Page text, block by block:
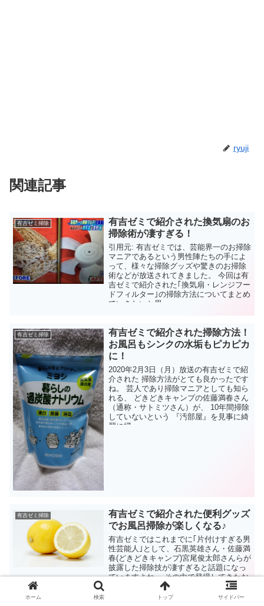
ryuji
関連記事
有吉ゼミ掃除
有吉ゼミで紹介された換気扇のお
掃除術が凄すぎる！
引用元: 有吉ゼミでは、芸能界一のお掃除
マニアであるという男性陣たちの手によ
って、様々な掃除グッズや驚きのお掃除
術などが放送されてきました。 今回は有
吉ゼミで紹介された｢換気扇・レンジフー
ドフィルター｣の掃除方法についてまとめ
ていきたいと思...
有吉ゼミ掃除
有吉ゼミで紹介された掃除方法！
お風呂もシンクの水垢もピカピカ
に！
2020年2月3日（月）放送の有吉ゼミで紹
介された 掃除方法がとても良かったです
ね。 芸人であり掃除マニアとしても知ら
れる、 どきどきキャンプの佐藤満春さん
（通称・サトミツさん）が、 10年間掃除
していないという 『汚部屋』を見事に綺
麗に掃...
有吉ゼミ掃除
有吉ゼミで紹介された便利グッズ
でお風呂掃除が楽しくなる♪
有吉ゼミではこれまでに｢片付けすぎる男
性芸能人｣として、石黒英雄さん・佐藤満
春(どきどきキャンプ)宮尾俊太郎さんらが
披露した掃除技が凄すぎると話題になっ
ていますよね。 その中で登場してきたお
掃除グッズで、自分の家の掃除もしてみ
たい！と、主婦...
ホーム 検索 トップ サイドバー